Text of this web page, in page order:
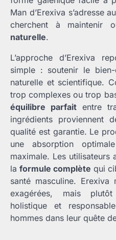
Man d’Erexiva s’adresse
cherchent à maintenir
naturelle.
L’approche d’Erexiva
simple : soutenir le
naturelle et scientifique.
trop complexes ou trop
équilibre parfait entre
ingrédients proviennent
qualité est garantie. Le
une absorption
maximale. Les utilisateurs
la formule complète qui
santé masculine.
exagérées, mais
holistique et
hommes dans leur quête